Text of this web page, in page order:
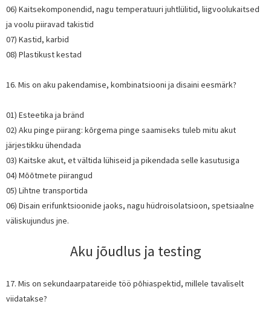
06) Kaitsekomponendid, nagu temperatuuri juhtlülitid, liigvoolukaitsed
ja voolu piiravad takistid
07) Kastid, karbid
08) Plastikust kestad
16. Mis on aku pakendamise, kombinatsiooni ja disaini eesmärk?
01) Esteetika ja bränd
02) Aku pinge piirang: kõrgema pinge saamiseks tuleb mitu akut
järjestikku ühendada
03) Kaitske akut, et vältida lühiseid ja pikendada selle kasutusiga
04) Mõõtmete piirangud
05) Lihtne transportida
06) Disain erifunktsioonide jaoks, nagu hüdroisolatsioon, spetsiaalne
väliskujundus jne.
Aku jõudlus ja testing
17. Mis on sekundaarpatareide töö põhiaspektid, millele tavaliselt
viidatakse?